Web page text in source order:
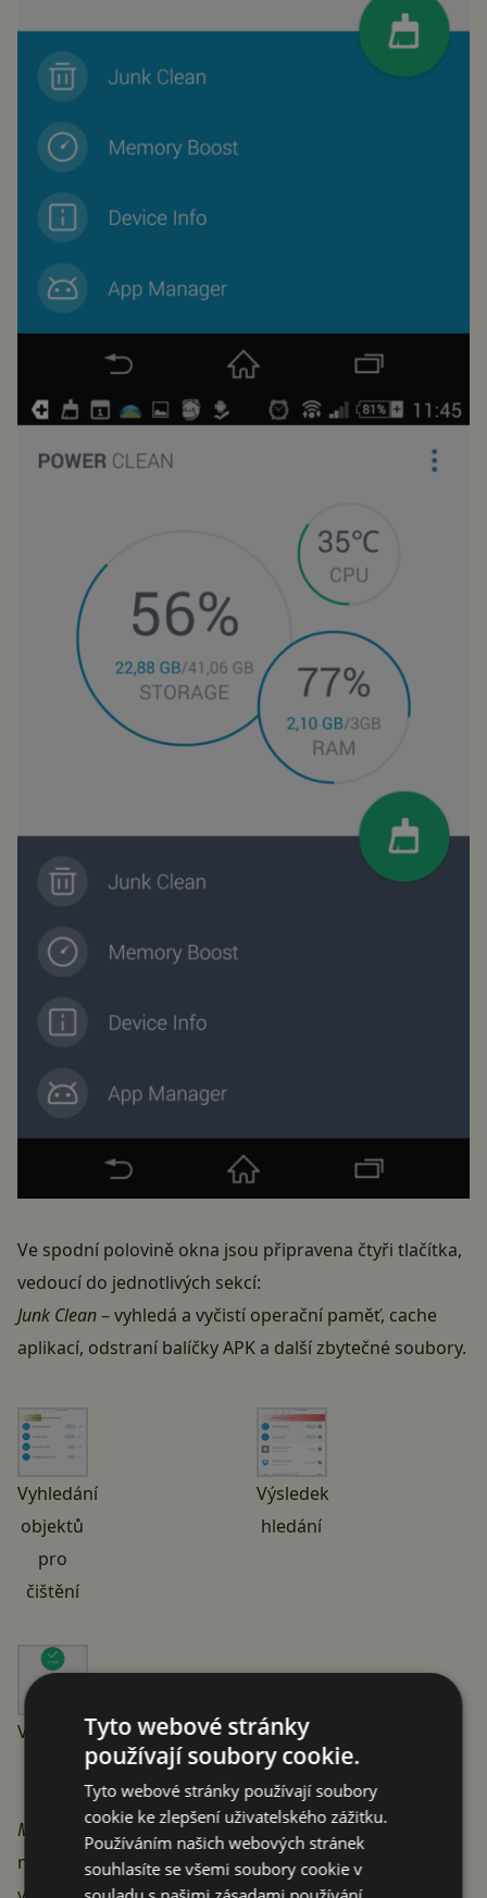
Ve spodní polovině okna jsou připravena čtyři tlačítka,
vedoucí do jednotlivých sekcí:
Junk Clean– vyhledá a vyčistí operační paměť, cache
aplikací, odstraní balíčky APK a další zbytečné soubory.
Vyhledání
objektů
pro
čištění
Výsledek
hledání
Výsledek
Memory Boost– uvolnění operační paměti. Na tomto
místě je vhodné podotknout, že tento proces nemusí
Tyto webové stránky
používají soubory cookie.
Tyto webové stránky používají soubory
cookie ke zlepšení uživatelského zážitku.
Používáním našich webových stránek
souhlasíte se všemi soubory cookie v